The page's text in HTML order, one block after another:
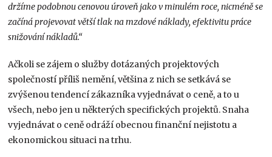
držíme podobnou cenovou úroveň jako v minulém roce, nicméně se
začíná projevovat větší tlak na mzdové náklady, efektivitu práce
snižování nákladů.“
Ačkoli se zájem o služby dotázaných projektových
společností příliš nemění, většina z nich se setkává se
zvýšenou tendencí zákazníka vyjednávat o ceně, a to u
všech, nebo jen u některých specifických projektů. Snaha
vyjednávat o ceně odráží obecnou finanční nejistotu a
ekonomickou situaci na trhu.